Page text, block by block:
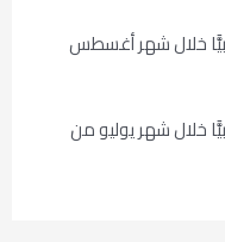
خلال شهر أغسطس
خلال شهر يوليو من